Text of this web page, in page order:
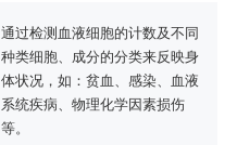
通过检测血液细胞的计数及不同
种类细胞、成分的分类来反映身
体状况，如：贫血、感染、血液
系统疾病、物理化学因素损伤
等。